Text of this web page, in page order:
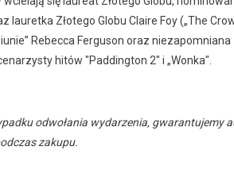
lauretka Złotego Globu Claire Foy („The
Rebecca Ferguson oraz
hitów "Paddington 2" i „Wonka".
odwołania wydarzenia,
zakupu.